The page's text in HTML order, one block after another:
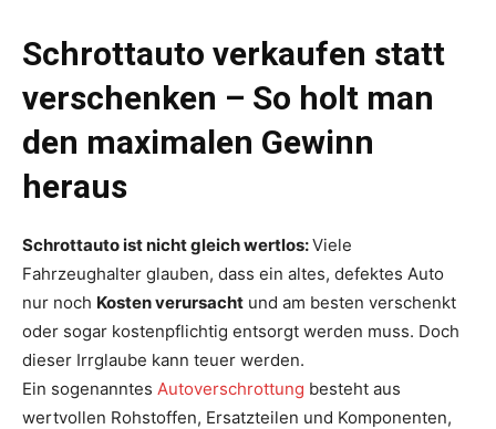
Schrottauto verkaufen statt
verschenken – So holt man
den maximalen Gewinn
heraus
Schrottauto ist nicht gleich wertlos:Viele
Fahrzeughalter glauben, dass ein altes, defektes Auto
nur noch Kosten verursacht und am besten verschenkt
oder sogar kostenpflichtig entsorgt werden muss. Doch
dieser Irrglaube kann teuer werden.
Ein sogenanntes Autoverschrottung besteht aus
wertvollen Rohstoffen, Ersatzteilen und Komponenten,